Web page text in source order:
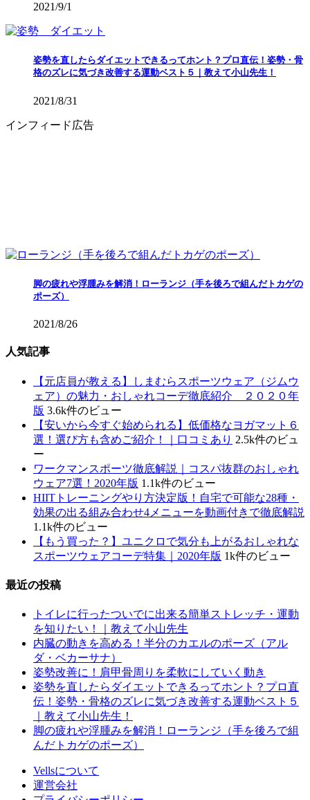
2021/9/1
姿勢を直したらダイエットできるってホント？プロ直伝！姿勢・骨
格のズレに気づき改善する運動ベスト５｜教えて小山先生！
2021/8/31
インフィード広告
脚の疲れや浮腫みを解消！ローランジ（手を後ろで組んだトカゲの
ポーズ）
2021/8/26
人気記事
【元店員が教える︎】しまむらスポーツウェア（ジムウ
ェア）の魅力・おしゃれコーデ徹底紹介 ２０２０年
版 3.6k件のビュー
【安いから今すぐ始められる】低価格なヨガマット６
選！選び方も含めご紹介！｜口コミあり 2.5k件のビュ
ー
ワークマンスポーツ徹底解説｜コスパ抜群のおしゃれ
ウェア7選！2020年版 1.1k件のビュー
HIITトレーニングやり方決定版！自宅で可能な28種・
効果の出る組み合わせ4メニューを動画付きで徹底解説
1.1k件のビュー
【もう買った？】ユニクロで気分も上がるおしゃれな
スポーツウェアコーデ特集｜2020年版 1k件のビュー
最近の投稿
トイレに行ったついでに出来る簡単ストレッチ・運動
を知りたい！｜教えて小山先生
内臓の動きを高める！半分のカエルのポーズ（アル
ダ・ベカーサナ）
姿勢改善に！肩甲骨周りを柔軟にしていく動き
姿勢を直したらダイエットできるってホント？プロ直
伝！姿勢・骨格のズレに気づき改善する運動ベスト５
｜教えて小山先生！
脚の疲れや浮腫みを解消！ローランジ（手を後ろで組
んだトカゲのポーズ）
Vellsについて
運営会社